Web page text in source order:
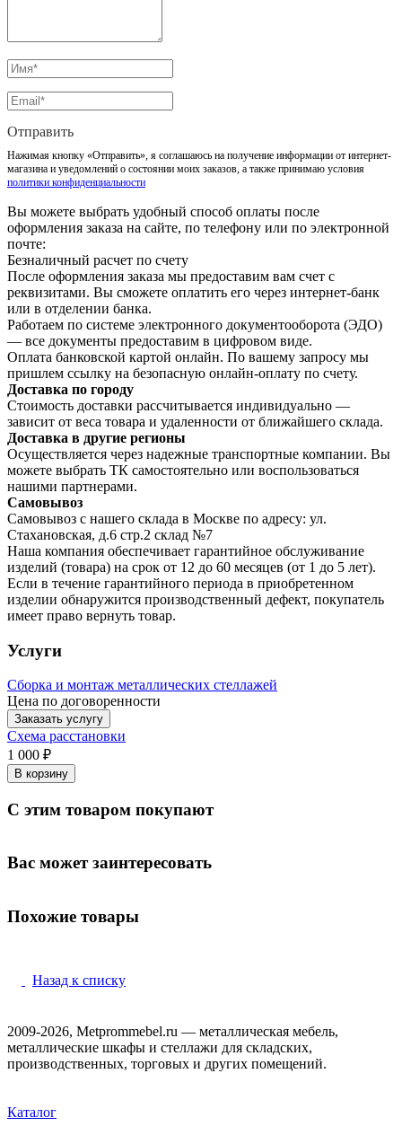
Отправить
Нажимая кнопку «Отправить», я соглашаюсь на получение информации от интернет-
магазина и уведомлений о состоянии моих заказов, а также принимаю условия
политики конфиденциальности
Вы можете выбрать удобный способ оплаты после
оформления заказа на сайте, по телефону или по электронной
почте:
Безналичный расчет по счету
После оформления заказа мы предоставим вам счет с
реквизитами. Вы сможете оплатить его через интернет-банк
или в отделении банка.
Работаем по системе электронного документооборота (ЭДО)
— все документы предоставим в цифровом виде.
Оплата банковской картой онлайн. По вашему запросу мы
пришлем ссылку на безопасную онлайн-оплату по счету.
Доставка по городу
Стоимость доставки рассчитывается индивидуально —
зависит от веса товара и удаленности от ближайшего склада.
Доставка в другие регионы
Осуществляется через надежные транспортные компании. Вы
можете выбрать ТК самостоятельно или воспользоваться
нашими партнерами.
Самовывоз
Самовывоз с нашего склада в Москве по адресу: ул.
Стахановская, д.6 стр.2 склад №7
Наша компания обеспечивает гарантийное обслуживание
изделий (товара) на срок от 12 до 60 месяцев (от 1 до 5 лет).
Если в течение гарантийного периода в приобретенном
изделии обнаружится производственный дефект, покупатель
имеет право вернуть товар.
Услуги
Сборка и монтаж металлических стеллажей
Цена по договоренности
Заказать услугу
Схема расстановки
1 000 ₽
В корзину
С этим товаром покупают
Вас может заинтересовать
Похожие товары
Назад к списку
2009-2026, Metprommebel.ru — металлическая мебель,
металлические шкафы и стеллажи для складских,
производственных, торговых и других помещений.
Каталог